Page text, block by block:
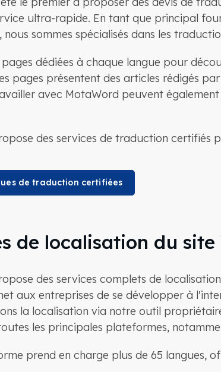
ultra-rapide. En tant que principal
nous sommes spécialisés dans les
pages dédiées à chaque langue pour
pages présentent des articles rédigés
avec MotaWord peuvent
des services de traduction certifiés
de traduction certifiées
de localisation du site
des services complets de
aux entreprises de se développer à
la localisation via notre outil
les principales plateformes,
prend en charge plus de 65 langues,